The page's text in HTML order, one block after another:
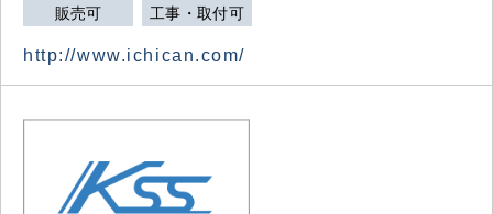
販売可 工事・取付可
http://www.ichican.com/